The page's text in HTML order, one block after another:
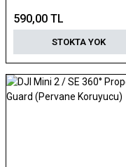
590,00 TL
STOKTA YOK